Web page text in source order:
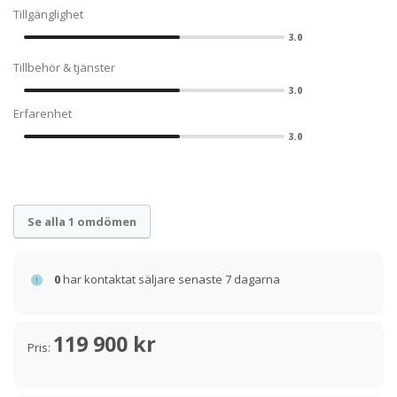
Tillgänglighet
3.0
Tillbehör & tjänster
3.0
Erfarenhet
3.0
Se alla 1 omdömen
0har kontaktat säljare senaste 7 dagarna
Pris: 119 900 kr